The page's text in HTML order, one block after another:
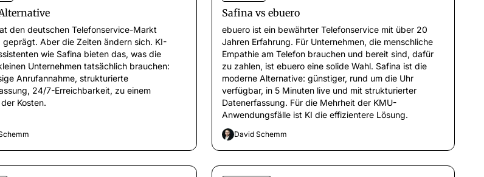
den deutschen Telefonservice-Markt
geprägt. Aber die Zeiten ändern sich. KI-
wie Safina bieten das, was die
Unternehmen tatsächlich brauchen:
Anrufannahme, strukturierte
24/7-Erreichbarkeit, zu einem
Kosten.
Safina vs ebuero
ebuero ist ein bewährter Telefonservice mit über 20
Jahren Erfahrung. Für Unternehmen, die menschliche
Empathie am Telefon brauchen und bereit sind, dafür
zu zahlen, ist ebuero eine solide Wahl. Safina ist die
moderne Alternative: günstiger, rund um die Uhr
verfügbar, in 5 Minuten live und mit strukturierter
Datenerfassung. Für die Mehrheit der KMU-
Anwendungsfälle ist KI die effizientere Lösung.
David Schemm